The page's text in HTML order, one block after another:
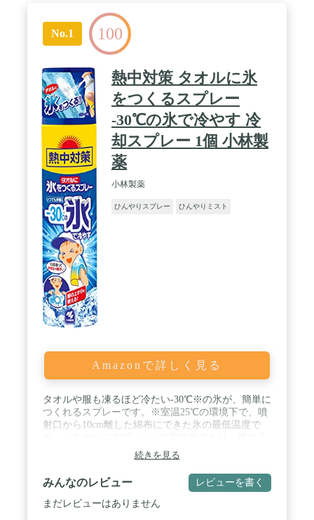
No.1 100
熱中対策 タオルに氷
をつくるスプレー
-30℃の氷で冷やす 冷
却スプレー 1個 小林製
薬
小林製薬
ひんやりスプレー ひんやりミスト
Amazonで詳しく見る
タオルや服も凍るほど冷たい-30℃※の氷が、簡単に
つくれるスプレーです。※室温25℃の環境下で、噴
射口から10cm離した綿布にできた氷の最低温度で
に直接スプレーして、ほてった熱い体を冷やせま
す。 / 炎天下の屋外作業やアウトドアなどに気軽に
持ち運べ手軽に使用できます。 / 氷が溶けたあとも
ハッカオイルの効果で冷感が続きます。 / 1秒の噴
射で約50回使用できます。
続きを見る
みんなのレビュー レビューを書く
まだレビューはありません